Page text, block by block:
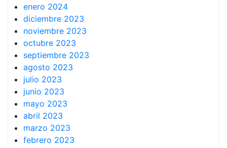
enero 2024
diciembre 2023
noviembre 2023
octubre 2023
septiembre 2023
agosto 2023
julio 2023
junio 2023
mayo 2023
abril 2023
marzo 2023
febrero 2023